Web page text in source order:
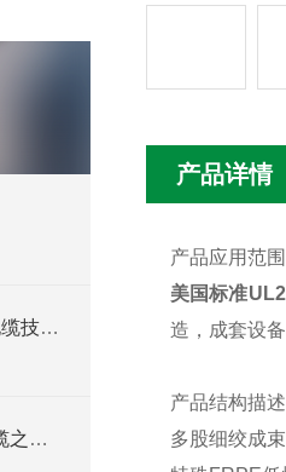
超高速柔性双绞屏蔽拖链电缆技术要求
CE认证柔性电缆与普通电缆之间的区别你知道么
产品详情
产品应用范
美国标准
造，成套设
产品结构描
多股细绞成